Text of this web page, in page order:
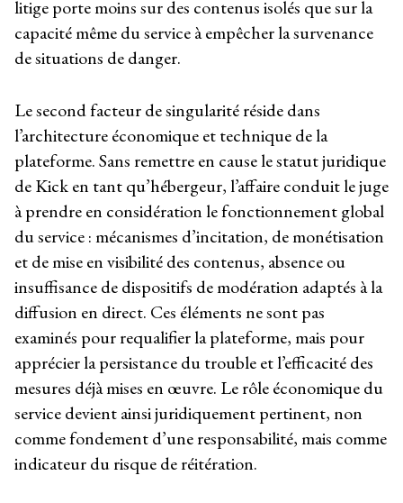
litige porte moins sur des contenus isolés que sur la
capacité même du service à empêcher la survenance
de situations de danger.
Le second facteur de singularité réside dans
l’architecture économique et technique de la
plateforme. Sans remettre en cause le statut juridique
de Kick en tant qu’hébergeur, l’affaire conduit le juge
à prendre en considération le fonctionnement global
du service : mécanismes d’incitation, de monétisation
et de mise en visibilité des contenus, absence ou
insuffisance de dispositifs de modération adaptés à la
diffusion en direct. Ces éléments ne sont pas
examinés pour requalifier la plateforme, mais pour
apprécier la persistance du trouble et l’efficacité des
mesures déjà mises en œuvre. Le rôle économique du
service devient ainsi juridiquement pertinent, non
comme fondement d’une responsabilité, mais comme
indicateur du risque de réitération.